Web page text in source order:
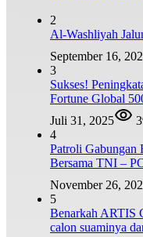
2
Al-Washliyah
September 16,
3
Sukses!
Fortune Global
Juli 31, 2025
4
Patroli Gabungan
Bersama TNI –
November 26,
5
Benarkah ARTIS
calon suaminya